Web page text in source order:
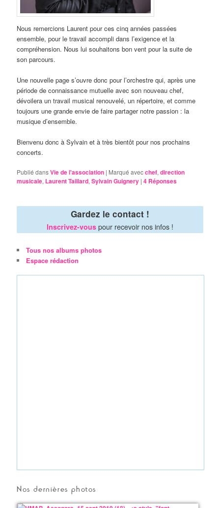
Nous remercions Laurent pour ces cinq années passées
ensemble, pour le travail accompli dans l’exigence et la
compréhension. Nous lui souhaitons bon vent pour la suite de
son parcours.
Une nouvelle page s’ouvre donc pour l’orchestre qui, après une
période de connaissance mutuelle avec son nouveau chef,
dévoilera un travail musical renouvelé, un répertoire, et comme
toujours une grande envie de faire partager notre passion : la
musique d’ensemble.
Bienvenu donc à Sylvain et à très bientôt pour nos prochains
concerts.
Publié dansVie de l'association | Marqué avecchef,direction
musicale, Laurent Taillard,Sylvain Guignery |4 Réponses
Gardez le contact !
Inscrivez-vous pour recevoir nos infos !
Tous nos albums photos
Espace rédaction
Nos dernières photos